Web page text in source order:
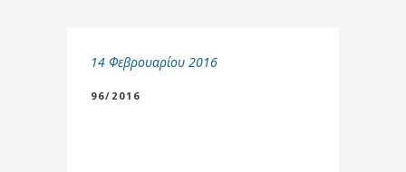
14 Φεβρουαρίου 2016
96/2016